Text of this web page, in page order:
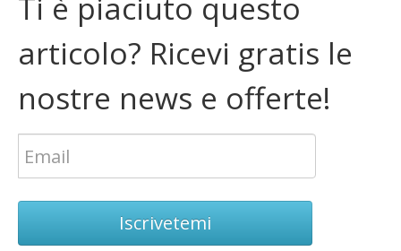
Ti è piaciuto questo
articolo? Ricevi gratis le
nostre news e offerte!
Iscrivetemi